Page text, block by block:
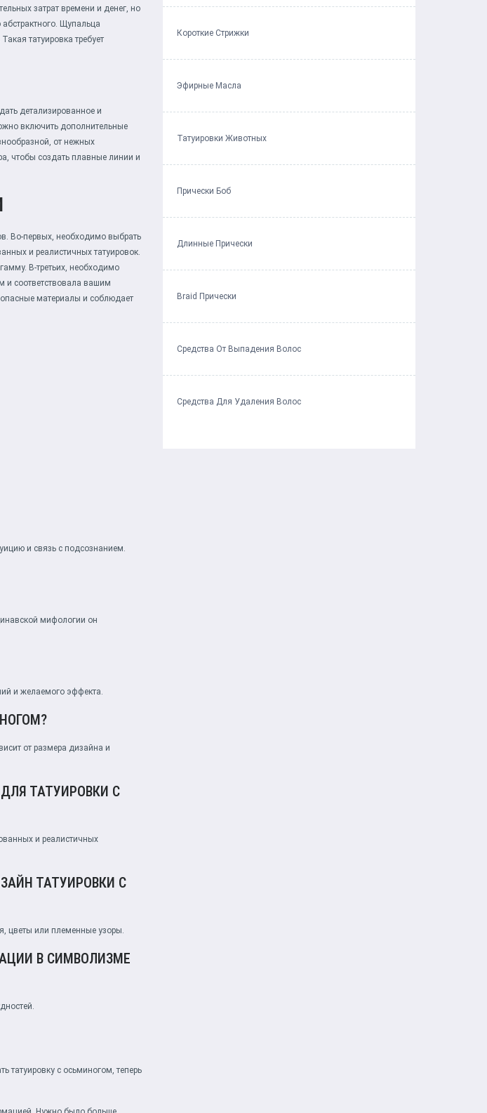
затрат времени и денег, но
Щупальца
татуировка требует
детализированное и
включить дополнительные
от нежных
чтобы создать плавные линии и
Во-первых, необходимо выбрать
и реалистичных татуировок.
В-третьих, необходимо
и соответствовала вашим
материалы и соблюдает
и связь с подсознанием.
мифологии он
и желаемого эффекта.
от размера дизайна и
ТАТУИРОВКИ С
и реалистичных
ТАТУИРОВКИ С
цветы или племенные узоры.
В СИМВОЛИЗМЕ
татуировку с осьминогом, теперь
Короткие Стрижки
Эфирные Масла
Татуировки Животных
Прически Боб
Длинные Прически
Braid Прически
Средства От Выпадения Волос
Средства Для Удаления Волос